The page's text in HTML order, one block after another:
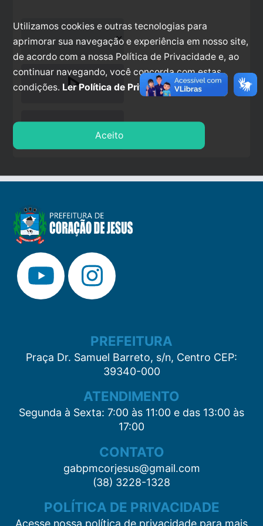
play_arrow
stop
PREFEITURA
Praça Dr. Samuel Barreto, s/n, Centro CEP:
39340-000
ATENDIMENTO
Segunda à Sexta: 7:00 às 11:00 e das 13:00 às
17:00
CONTATO
gabpmcorjesus@gmail.com
(38) 3228-1328
POLÍTICA DE PRIVACIDADE
Acesse nossa política de privacidade para mais
Utilizamos cookies e outras tecnologias para
aprimorar sua navegação e experiência em nosso site,
de acordo com a nossa Política de Privacidade e, ao
continuar navegando, você concorda com estas
condições. Ler Política de Privacidade.
Aceito